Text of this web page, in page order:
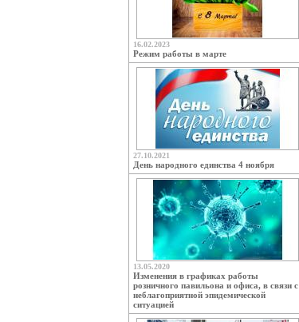
16.02.2023
Режим работы в марте
27.10.2021
День народного единства 4 ноября
13.05.2020
Изменения в графиках работы
розничного павильона и офиса, в связи с
неблагоприятной эпидемической
ситуацией